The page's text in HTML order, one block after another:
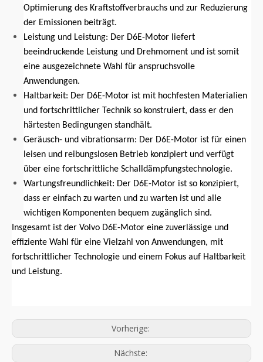
Optimierung des Kraftstoffverbrauchs und zur Reduzierung
der Emissionen beiträgt.
Leistung und Leistung: Der D6E-Motor liefert
beeindruckende Leistung und Drehmoment und ist somit
eine ausgezeichnete Wahl für anspruchsvolle
Anwendungen.
Haltbarkeit: Der D6E-Motor ist mit hochfesten Materialien
und fortschrittlicher Technik so konstruiert, dass er den
härtesten Bedingungen standhält.
Geräusch- und vibrationsarm: Der D6E-Motor ist für einen
leisen und reibungslosen Betrieb konzipiert und verfügt
über eine fortschrittliche Schalldämpfungstechnologie.
Wartungsfreundlichkeit: Der D6E-Motor ist so konzipiert,
dass er einfach zu warten und zu warten ist und alle
wichtigen Komponenten bequem zugänglich sind.
Insgesamt ist der Volvo D6E-Motor eine zuverlässige und
effiziente Wahl für eine Vielzahl von Anwendungen, mit
fortschrittlicher Technologie und einem Fokus auf Haltbarkeit
und Leistung.
Vorherige:
Nächste: